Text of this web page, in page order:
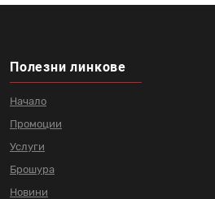
Полезни линкове
Начало
Промоции
Услуги
Брошура
Новини